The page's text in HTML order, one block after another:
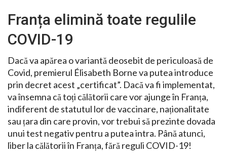
Franța elimină toate regulile
COVID-19
Dacă va apărea o variantă deosebit de periculoasă de
Covid, premierul Élisabeth Borne va putea introduce
prin decret acest „certificat”. Dacă va fi implementat,
va însemna că toți călătorii care vor ajunge în Franța,
indiferent de statutul lor de vaccinare, naționalitate
sau țara din care provin, vor trebui să prezinte dovada
unui test negativ pentru a putea intra. Până atunci,
liber la călătorii în Franța, fără reguli COVID-19!